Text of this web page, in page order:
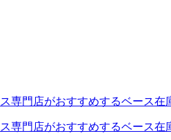
専門店がおすすめするベース在
専門店がおすすめするベース在